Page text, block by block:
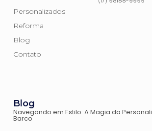
Personalizados
Reforma
Blog
Contato
Blog
Navegando em Estilo: A Magia da
Barco